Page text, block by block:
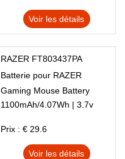
Voir les détails
RAZER FT803437PA
Batterie pour RAZER
Gaming Mouse Battery
FT803437PA LP083442A
1100mAh/4.07Wh | 3.7v
Prix : € 29.6
Voir les détails